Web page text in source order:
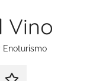
Vino
Enoturismo
Contacto